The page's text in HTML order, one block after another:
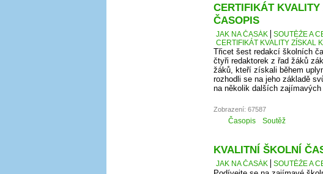
CERTIFIKÁT
ČASOPIS
JAK NA ČASÁK
SOUTĚŽE A
CERTIFIKÁT KVALITY ZÍSKAL
Třicet šest redakcí školních
čtyři redaktorek z řad žáků
žáků, kteří získali během
rozhodli se na jeho základě
na několik dalších zajímavých
Zobrazení: 67587
Časopis Soutěž
KVALITNÍ ŠKOLNÍ
JAK NA ČASÁK SOUTĚŽE A